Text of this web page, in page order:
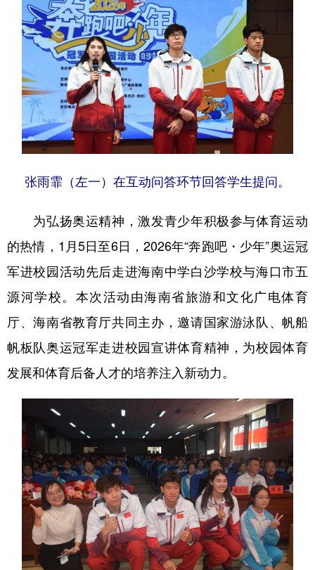
张雨霏（左一）在互动问答环节回答学生提问。
为弘扬奥运精神，激发青少年积极参与体育运动
的热情，1月5日至6日，2026年“奔跑吧・少年”奥运冠
军进校园活动先后走进海南中学白沙学校与海口市五
源河学校。本次活动由海南省旅游和文化广电体育
厅、海南省教育厅共同主办，邀请国家游泳队、帆船
帆板队奥运冠军走进校园宣讲体育精神，为校园体育
发展和体育后备人才的培养注入新动力。